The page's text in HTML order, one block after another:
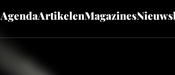
AgendaArtikelenMagazines